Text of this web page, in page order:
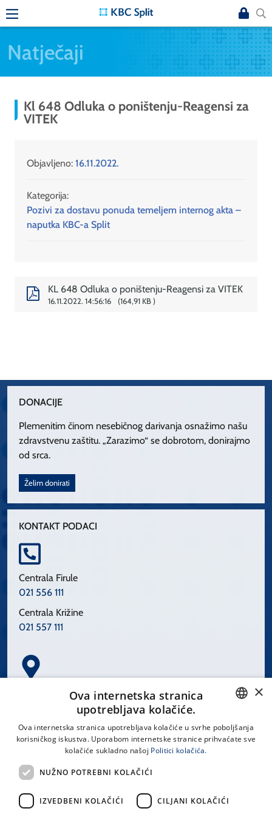
Natječaji
Kl 648 Odluka o poništenju-Reagensi za
VITEK
Objavljeno: 16.11.2022.
Kategorija:
Pozivi za dostavu ponuda temeljem internog akta –
naputka KBC-a Split
KL 648 Odluka o poništenju-Reagensi za VITEK
16.11.2022. 14:56:16 164,91 KB
DONACIJE
Plemenitim činom nesebičnog darivanja osnažimo našu
zdravstvenu zaštitu. „Zarazimo“ se dobrotom, donirajmo
od srca.
Želim donirati
KONTAKT PODACI
Centrala Firule
021 556 111
Centrala Križine
021 557 111
Spinčićeva 1, 21000 Split
LINKOVI
CROATIAN
×
Ova internetska stranica
upotrebljava kolačiće.
Ova internetska stranica upotrebljava kolačiće u svrhe poboljšanja
korisničkog iskustva. Uporabom internetske stranice prihvaćate sve
kolačiće sukladno našoj Politici kolačića.
NUŽNO POTREBNI KOLAČIĆI
IZVEDBENI KOLAČIĆI CILJANI KOLAČIĆI